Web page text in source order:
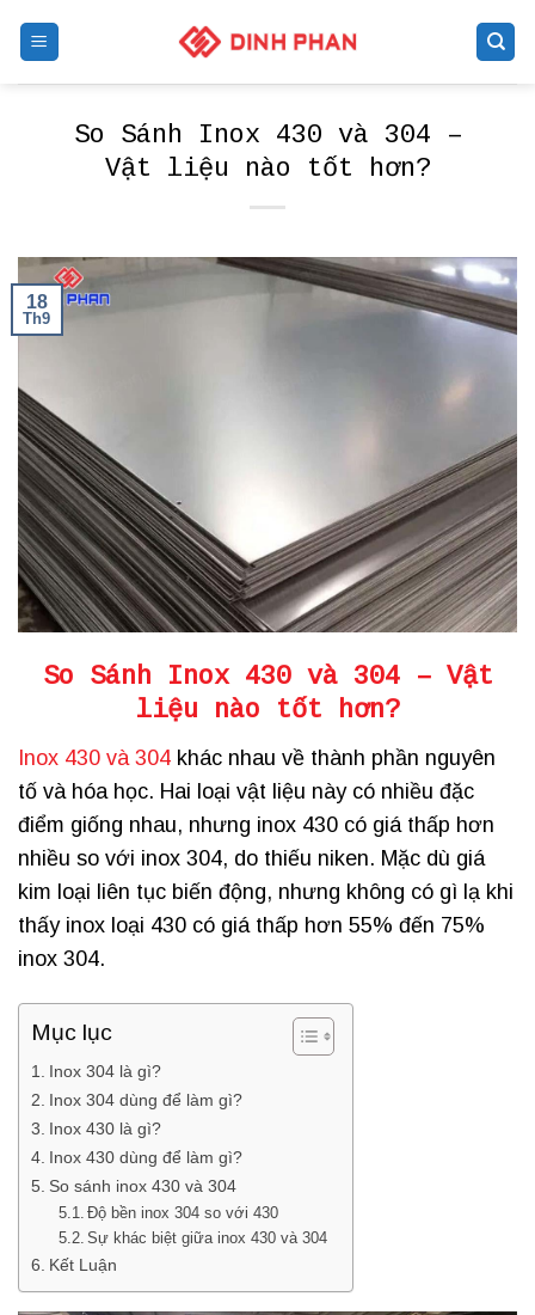
So Sánh Inox 430 và 304 –
Vật liệu nào tốt hơn?
18
Th9
So Sánh Inox 430 và 304– Vật
liệu nào tốt hơn?
Inox 430 và 304 khác nhau về thành phần nguyên
tố và hóa học. Hai loại vật liệu này có nhiều đặc
điểm giống nhau, nhưng inox 430 có giá thấp hơn
nhiều so với inox 304, do thiếu niken. Mặc dù giá
kim loại liên tục biến động, nhưng không có gì lạ khi
thấy inox loại 430 có giá thấp hơn 55% đến 75%
inox 304.
Mục lục
Inox 304 là gì?
Inox 304 dùng để làm gì?
Inox 430 là gì?
Inox 430 dùng để làm gì?
So sánh inox 430 và 304
Độ bền inox 304 so với 430
Sự khác biệt giữa inox 430 và 304
Kết Luận